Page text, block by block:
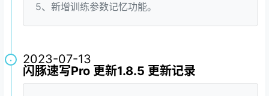
5、新增训练参数记忆功能。
2023-07-13
·
闪豚速写Pro 更新1.8.5 更新记录